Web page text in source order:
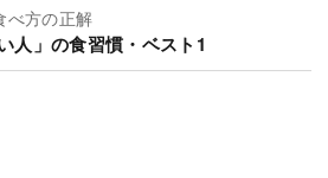
べ方の正解
人」の食習慣・ベスト1